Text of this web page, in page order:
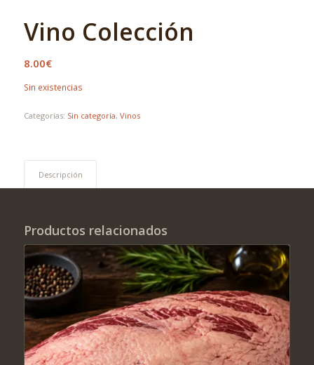
Vino Colección
8.00€
Sin existencias
Categorías: Sin categoría, Vinos
Descripción
Productos relacionados